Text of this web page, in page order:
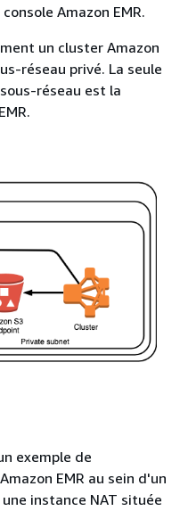
Amazon EMR.
un cluster Amazon
réseau privé. La seule
réseau est la
exemple de
EMR au sein d'un
instance NAT située